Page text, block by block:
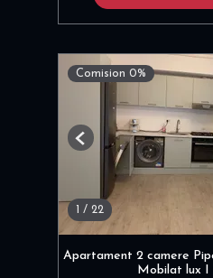
Comision 0%
1 / 22
Previous
Apartament 2 camere
Mobilat lux